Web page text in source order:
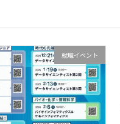
就職イベント